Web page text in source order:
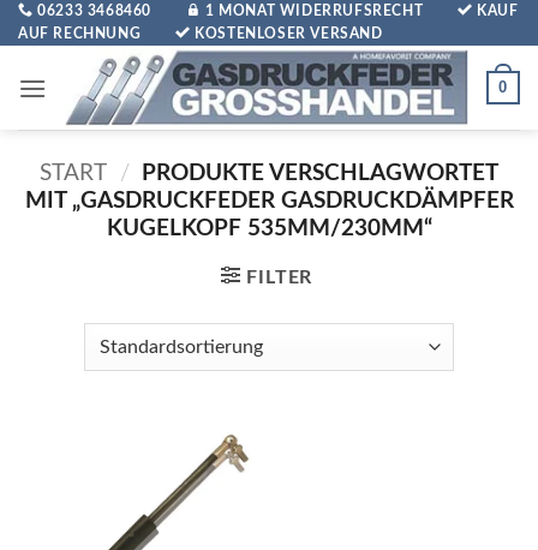
Zum
Inhalt
06233 3468460 1 MONAT WIDERRUFSRECHT
KAUF
AUF RECHNUNG
KOSTENLOSER VERSAND
0
START /
PRODUKTE VERSCHLAGWORTET
MIT „GASDRUCKFEDER GASDRUCKDÄMPFER
KUGELKOPF 535MM/230MM“
FILTER